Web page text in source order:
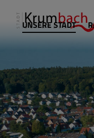
UNSERE STADT